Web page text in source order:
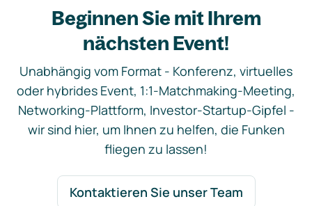
Beginnen Sie mit Ihrem
nächsten Event!
Unabhängig vom Format - Konferenz, virtuelles
oder hybrides Event, 1:1-Matchmaking-Meeting,
Networking-Plattform, Investor-Startup-Gipfel -
wir sind hier, um Ihnen zu helfen, die Funken
fliegen zu lassen!
Kontaktieren Sie unser Team